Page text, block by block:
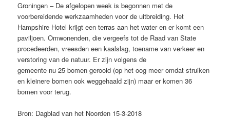
Groningen – De afgelopen week is begonnen met de
voorbereidende werkzaamheden voor de uitbreiding. Het
Hampshire Hotel krijgt een terras aan het water en er komt een
paviljoen. Omwonenden, die vergeefs tot de Raad van State
procedeerden, vreesden een kaalslag, toename van verkeer en
verstoring van de natuur. Er zijn volgens de
gemeente nu 25 bomen gerooid (op het oog meer omdat struiken
en kleinere bomen ook weggehaald zijn) maar er komen 36
bomen voor terug.
Bron: Dagblad van het Noorden 15-3-2018